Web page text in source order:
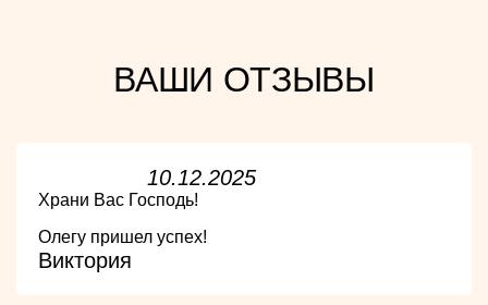
ВАШИ ОТЗЫВЫ
10.12.2025
Храни Вас Господь!
Олегу пришел успех!
Виктория